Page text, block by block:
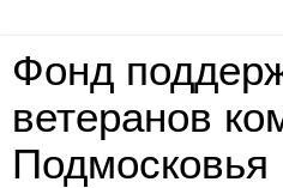
Фонд
ветеранов
Подмосковья